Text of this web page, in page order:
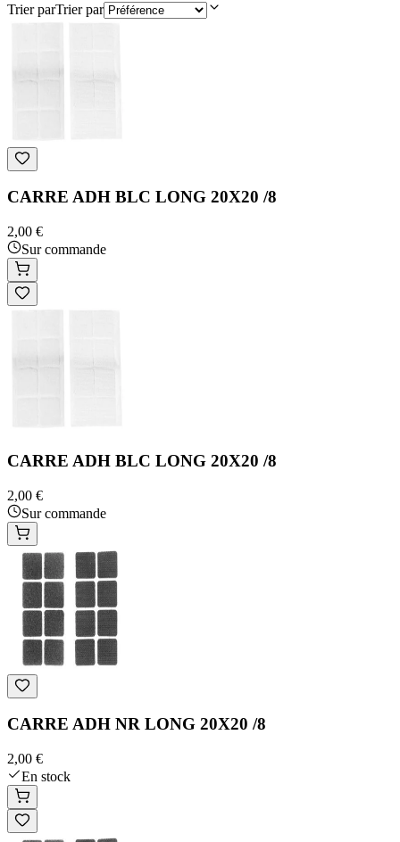
Trier parTrier par
CARRE ADH BLC LONG 20X20 /8
2,00 €
Sur commande
CARRE ADH BLC LONG 20X20 /8
2,00 €
Sur commande
CARRE ADH NR LONG 20X20 /8
2,00 €
En stock